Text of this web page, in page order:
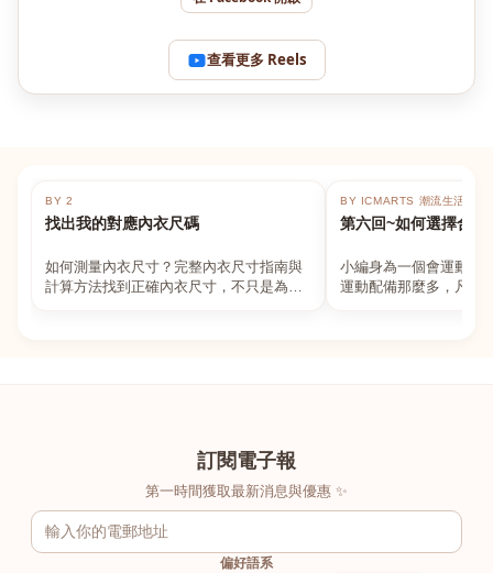
查看更多 Reels
BY 2
找出我的對應內衣尺碼
如何測量內衣尺寸？完整內衣尺寸指南與
計算方法找到正確內衣尺寸，不只是為了
BY ICMARTS 潮流生活百貨
第六回~如何選擇合適
小編身為一個會運動的
運動配備那麼多，凡舉
訂閱電子報
第一時間獲取最新消息與優惠 ✨
偏好語系